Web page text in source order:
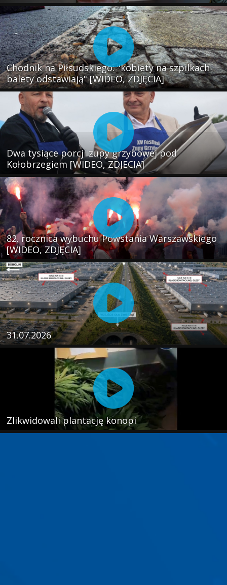
Chodnik na Piłsudskiego: "kobiety na szpilkach
balety odstawiają" [WIDEO, ZDJĘCIA]
Dwa tysiące porcji zupy grzybowej pod
Kołobrzegiem [WIDEO, ZDJECIA]
82. rocznica wybuchu Powstania Warszawskiego
[WIDEO, ZDJĘCIA]
31.07.2026
Zlikwidowali plantację konopi